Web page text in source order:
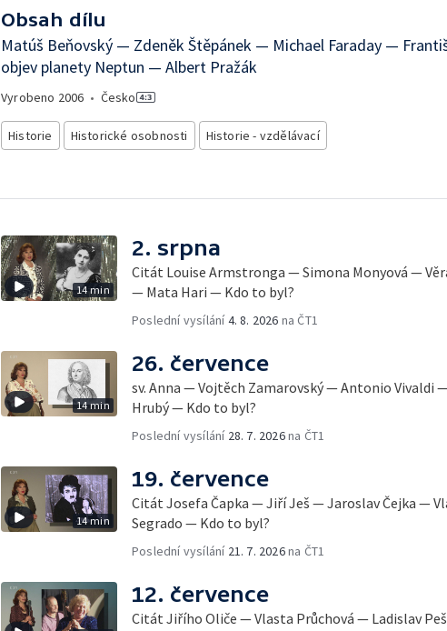
Obsah dílu
Matúš Beňovský — Zdeněk Štěpánek — Michael Faraday —
objev planety Neptun — Albert Pražák
Vyrobeno 2006 • Česko
Historie Historické osobnosti Historie - vzdělávací
14 min
2. srpna
Citát Louise Armstronga — Simona Monyová —
— Mata Hari — Kdo to byl?
Poslední vysílání4. 8. 2026 na ČT1
14 min
26. července
sv. Anna — Vojtěch Zamarovský — Antonio Vivaldi
Hrubý — Kdo to byl?
Poslední vysílání 28. 7. 2026na ČT1
14 min
19. července
Citát Josefa Čapka — Jiří Ješ — Jaroslav Čejka —
Segrado — Kdo to byl?
Poslední vysílání 21. 7. 2026na ČT1
12. července
Citát Jiřího Oliče — Vlasta Průchová — Ladislav